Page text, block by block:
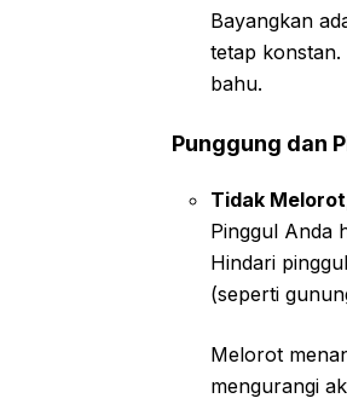
Bayangkan
tetap
bahu.
Punggung dan
Tidak
Pinggul Anda
Hindari
(seperti
Melorot
mengurangi